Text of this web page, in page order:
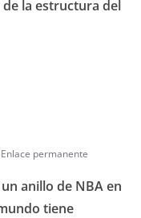
la estructura del
Enlace permanente
anillo de NBA en
tiene